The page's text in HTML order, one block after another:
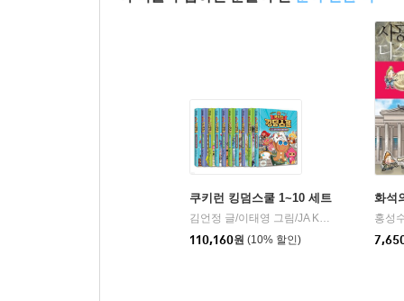
쿠키런 킹덤스쿨 1~10 세트
김언정 글/이태영 그림/JA Korea(국제비영리청소년교육기관) 감수
110,160원 (10% 할인)
화석